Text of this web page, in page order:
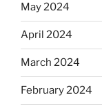
May 2024
April 2024
March 2024
February 2024